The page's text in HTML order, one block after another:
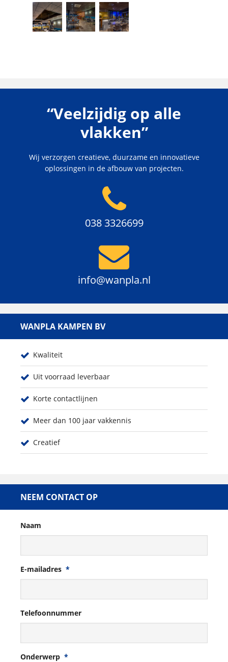
“Veelzijdig op alle
vlakken”
Wij verzorgen creatieve, duurzame en innovatieve
oplossingen in de afbouw van projecten.
038 3326699
info@wanpla.nl
WANPLA KAMPEN BV
Kwaliteit
Uit voorraad leverbaar
Korte contactlijnen
Meer dan 100 jaar vakkennis
Creatief
NEEM CONTACT OP
Naam
E-mailadres *
Telefoonnummer
Onderwerp *